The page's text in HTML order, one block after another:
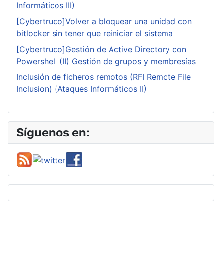
Informáticos III)
[Cybertruco]Volver a bloquear una unidad con
bitlocker sin tener que reiniciar el sistema
[Cybertruco]Gestión de Active Directory con
Powershell (II) Gestión de grupos y membresías
Inclusión de ficheros remotos (RFI Remote File
Inclusion) (Ataques Informáticos II)
Síguenos en: